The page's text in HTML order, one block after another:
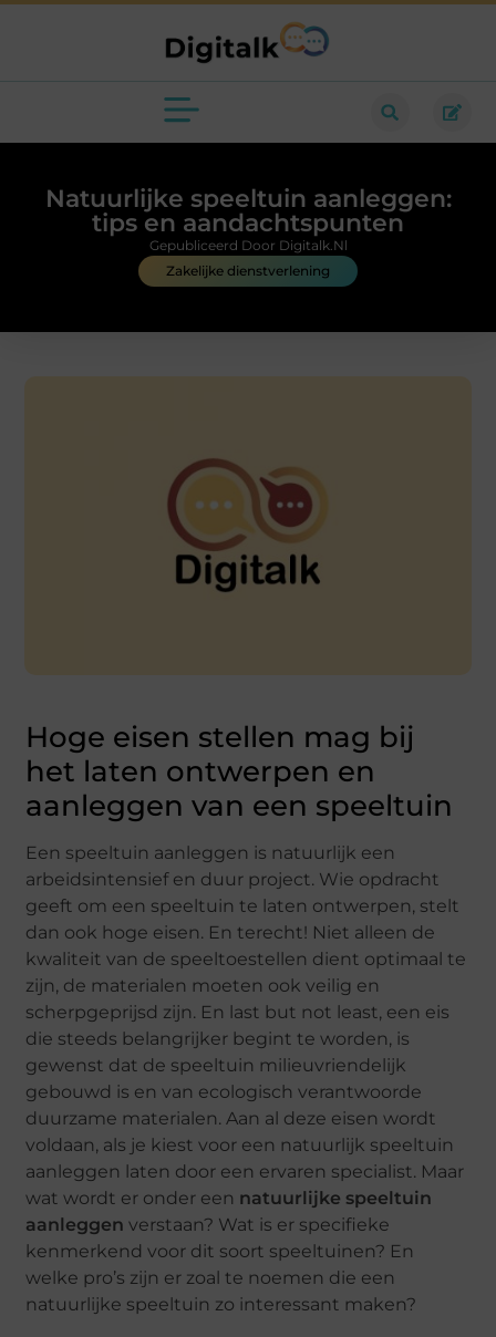
Natuurlijke speeltuin aanleggen:
tips en aandachtspunten
Zakelijke dienstverlening
Gepubliceerd Door Digitalk.nl
Hoge eisen stellen mag bij
het laten ontwerpen en
aanleggen van een speeltuin
Een speeltuin aanleggen is natuurlijk een
arbeidsintensief en duur project. Wie opdracht
geeft om een speeltuin te laten ontwerpen, stelt
dan ook hoge eisen. En terecht! Niet alleen de
kwaliteit van de speeltoestellen dient optimaal te
zijn, de materialen moeten ook veilig en
scherpgeprijsd zijn. En last but not least, een eis
die steeds belangrijker begint te worden, is
gewenst dat de speeltuin milieuvriendelijk
gebouwd is en van ecologisch verantwoorde
duurzame materialen. Aan al deze eisen wordt
voldaan, als je kiest voor een natuurlijk speeltuin
aanleggen laten door een ervaren specialist. Maar
wat wordt er onder een natuurlijke speeltuin
aanleggen verstaan? Wat is er specifieke
kenmerkend voor dit soort speeltuinen? En
welke pro’s zijn er zoal te noemen die een
natuurlijke speeltuin zo interessant maken?